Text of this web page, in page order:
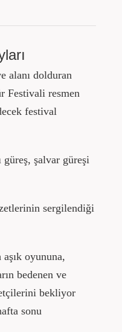
alanı dolduran
Festivali resmen
festival
şalvar güreşi
sergilendiği
oyununa,
bedenen ve
bekliyor
sonu